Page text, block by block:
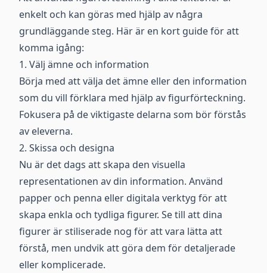
enkelt och kan göras med hjälp av några
grundläggande steg. Här är en kort guide för att
komma igång:
1. Välj ämne och information
Börja med att välja det ämne eller den information
som du vill förklara med hjälp av figurförteckning.
Fokusera på de viktigaste delarna som bör förstås
av eleverna.
2. Skissa och designa
Nu är det dags att skapa den visuella
representationen av din information. Använd
papper och penna eller digitala verktyg för att
skapa enkla och tydliga figurer. Se till att dina
figurer är stiliserade nog för att vara lätta att
förstå, men undvik att göra dem för detaljerade
eller komplicerade.